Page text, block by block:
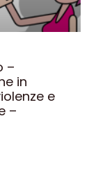
–
in
e
–